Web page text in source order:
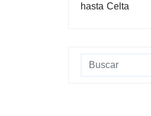
hasta Celta